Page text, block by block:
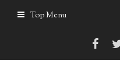
Top Menu